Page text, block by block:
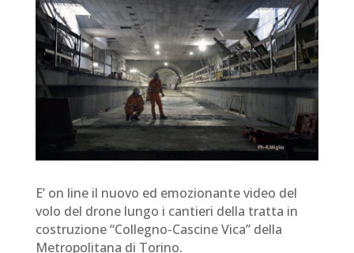
E’ on line il nuovo ed emozionante video del
volo del drone lungo i cantieri della tratta in
costruzione “Collegno-Cascine Vica” della
Metropolitana di Torino.